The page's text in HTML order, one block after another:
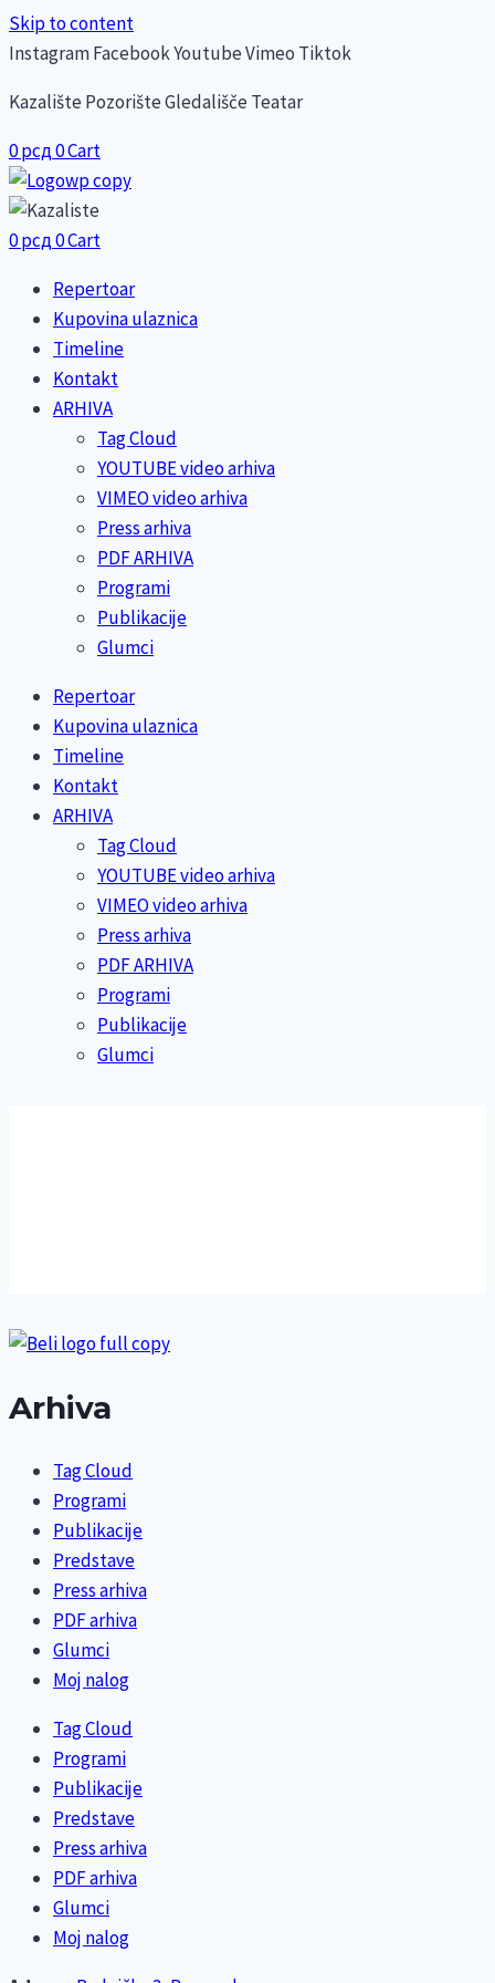
Skip to content
InstagramFacebookYoutubeVimeo Tiktok
Kazalište Pozorište Gledališče Teatar
0рсд0Cart
0рсд0Cart
Repertoar
Kupovina ulaznica
Timeline
Kontakt
ARHIVA
Tag Cloud
YOUTUBE video arhiva
VIMEO video arhiva
Press arhiva
PDF ARHIVA
Programi
Publikacije
Glumci
Repertoar
Kupovina ulaznica
Timeline
Kontakt
ARHIVA
Tag Cloud
YOUTUBE video arhiva
VIMEO video arhiva
Press arhiva
PDF ARHIVA
Programi
Publikacije
Glumci
Arhiva
Tag Cloud
Programi
Publikacije
Predstave
Press arhiva
PDF arhiva
Glumci
Moj nalog
Tag Cloud
Programi
Publikacije
Predstave
Press arhiva
PDF arhiva
Glumci
Moj nalog